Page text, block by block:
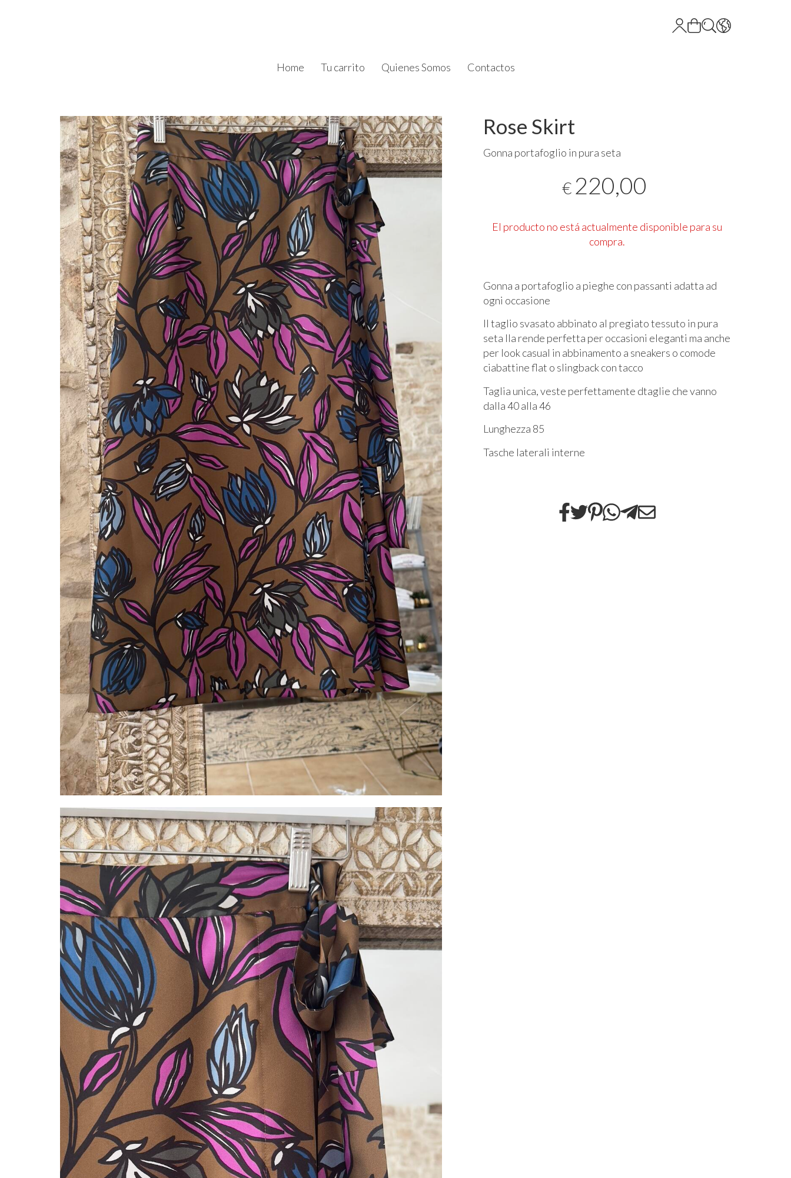
Home Tu carrito Quienes Somos Contactos
Rose Skirt
Gonna portafoglio in pura seta
€ 220,00
El producto no está actualmente disponible para su
compra.
Gonna a portafoglio a pieghe con passanti adatta ad
ogni occasione
Il taglio svasato abbinato al pregiato tessuto in pura
seta lla rende perfetta per occasioni eleganti ma anche
per look casual in abbinamento a sneakers o comode
ciabattine flat o slingback con tacco
Taglia unica, veste perfettamente dtaglie che vanno
dalla 40 alla 46
Lunghezza 85
Tasche laterali interne